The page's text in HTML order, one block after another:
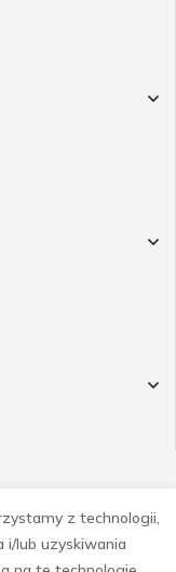
z technologii,
i/lub uzyskiwania